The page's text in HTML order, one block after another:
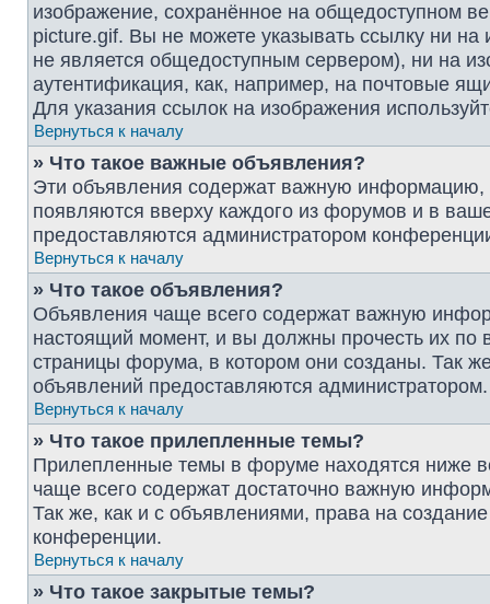
изображение, сохранённое на общедоступном
picture.gif. Вы не можете указывать ссылку ни
не является общедоступным сервером), ни на
аутентификация, как, например, на почтовые
Для указания ссылок на изображения
Вернуться к началу
» Что такое важные объявления?
Эти объявления содержат важную
появляются вверху каждого из форумов и в
предоставляются администратором
Вернуться к началу
» Что такое объявления?
Объявления чаще всего содержат важную
настоящий момент, и вы должны прочесть их
страницы форума, в котором они созданы. Так
объявлений предоставляются администратором.
Вернуться к началу
» Что такое прилепленные темы?
Прилепленные темы в форуме находятся ниже
чаще всего содержат достаточно важную
Так же, как и с объявлениями, права на
конференции.
Вернуться к началу
» Что такое закрытые темы?